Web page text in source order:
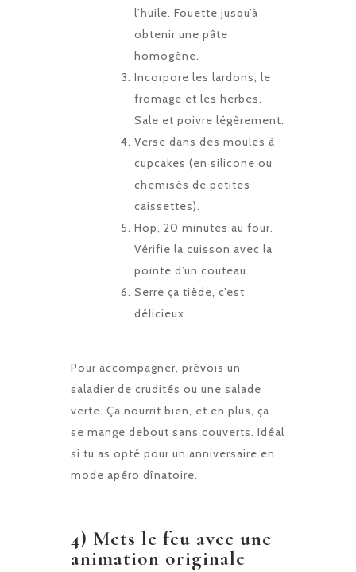
l’huile. Fouette jusqu’à
obtenir une pâte
homogène.
Incorpore les lardons, le
fromage et les herbes.
Sale et poivre légèrement.
Verse dans des moules à
cupcakes (en silicone ou
chemisés de petites
caissettes).
Hop, 20 minutes au four.
Vérifie la cuisson avec la
pointe d’un couteau.
Serre ça tiède, c’est
délicieux.
Pour accompagner, prévois un
saladier de crudités ou une salade
verte. Ça nourrit bien, et en plus, ça
se mange debout sans couverts. Idéal
si tu as opté pour un anniversaire en
mode apéro dînatoire.
4) Mets le feu avec une
animation originale